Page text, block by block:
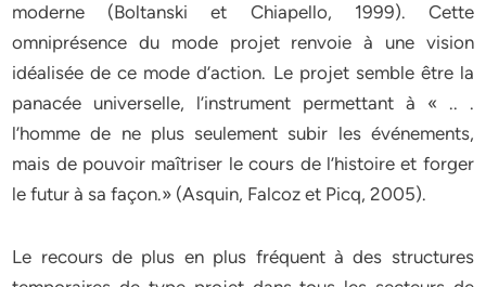
moderne (Boltanski et Chiapello, 1999). Cette
omniprésence du mode projet renvoie à une vision
idéalisée de ce mode d’action. Le projet semble être la
panacée universelle, l’instrument permettant à « .. .
l’homme de ne plus seulement subir les événements,
mais de pouvoir maîtriser le cours de l’histoire et forger
le futur à sa façon.» (Asquin, Falcoz et Picq, 2005).
Le recours de plus en plus fréquent à des structures